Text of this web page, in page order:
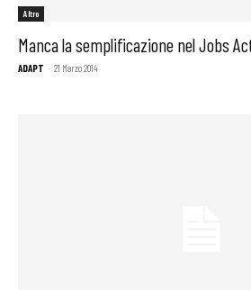
Altro
Manca la semplificazione nel Jobs
ADAPT - 21 Marzo 2014